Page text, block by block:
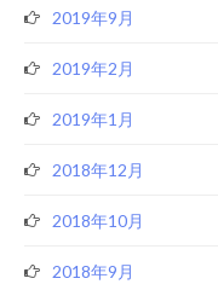
2019年9月
2019年2月
2019年1月
2018年12月
2018年10月
2018年9月